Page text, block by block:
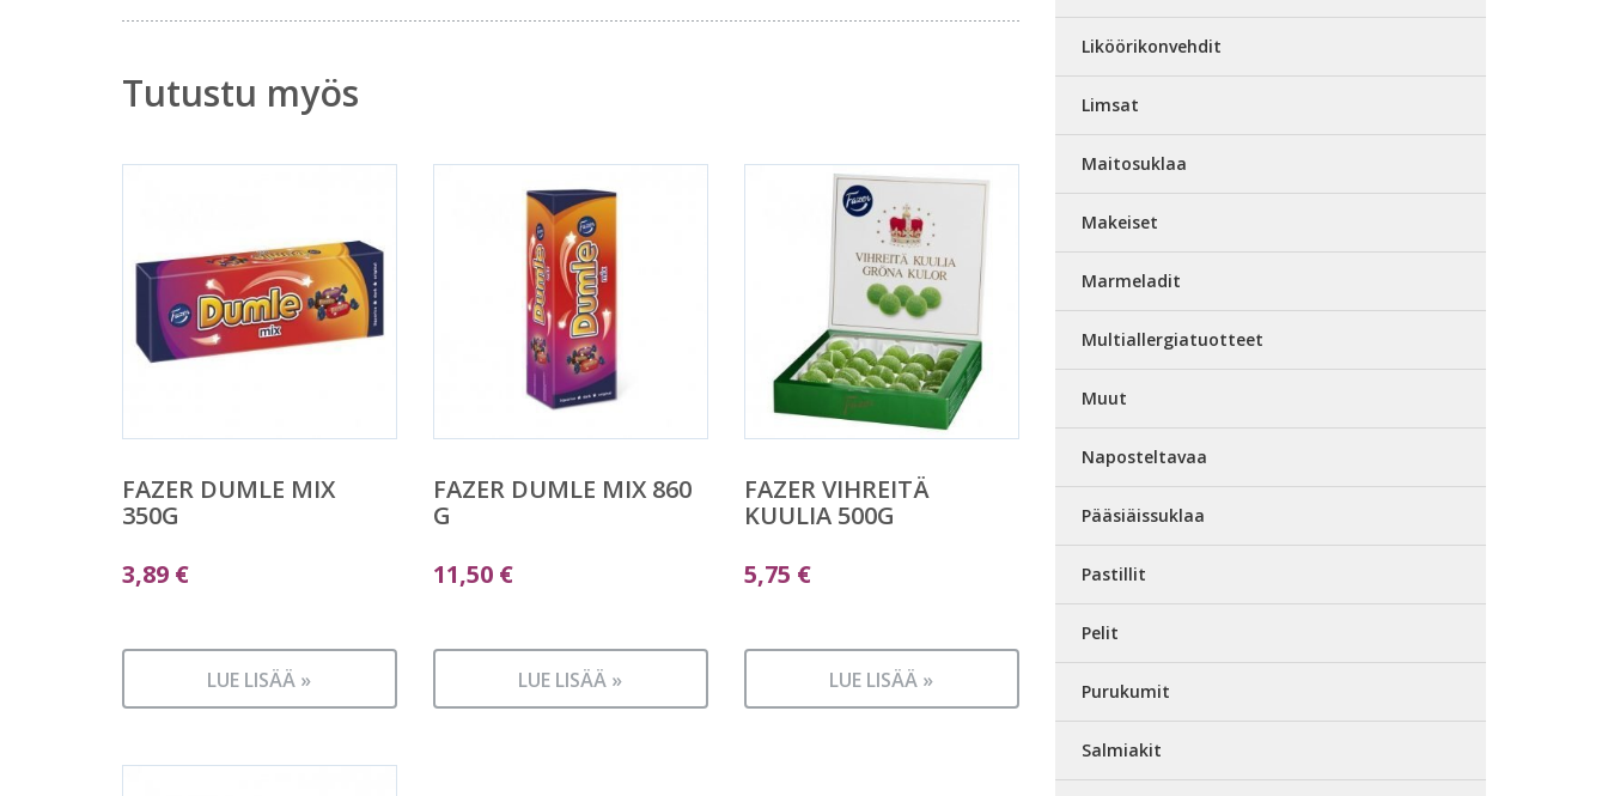
Tutustu myös
FAZER DUMLE MIX
350G
3,89 €
LUE LISÄÄ »
FAZER DUMLE MIX 860
G
11,50 €
LUE LISÄÄ »
FAZER VIHREITÄ
KUULIA 500G
5,75 €
LUE LISÄÄ »
Liköörikonvehdit
Limsat
Maitosuklaa
Makeiset
Marmeladit
Multiallergiatuotteet
Muut
Naposteltavaa
Pääsiäissuklaa
Pastillit
Pelit
Purukumit
Salmiakit